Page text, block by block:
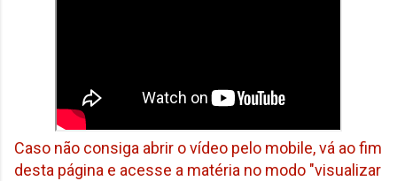
Caso não consiga abrir o vídeo pelo mobile, vá ao fim
desta página e acesse a matéria no modo "visualizar